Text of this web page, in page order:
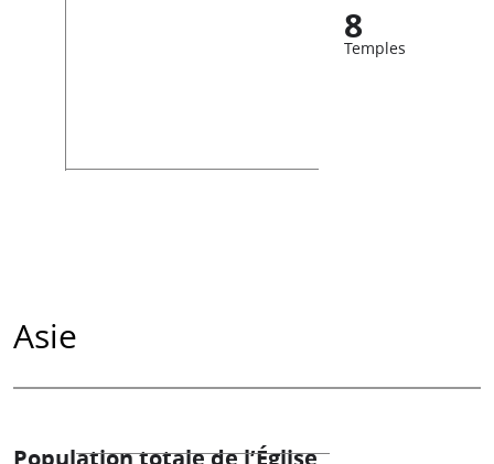
8
Temples
Asie
Population totale de l’Église